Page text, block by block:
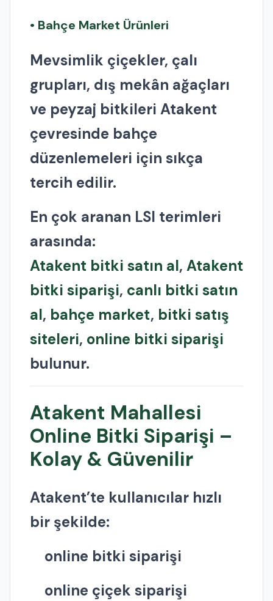
• Bahçe Market Ürünleri
Mevsimlik çiçekler, çalı
grupları, dış mekân ağaçları
ve peyzaj bitkileri Atakent
çevresinde bahçe
düzenlemeleri için sıkça
tercih edilir.
En çok aranan LSI terimleri
arasında:
Atakent bitki satın al, Atakent
bitki siparişi, canlı bitki satın
al, bahçe market, bitki satış
siteleri, online bitki siparişi
bulunur.
Atakent Mahallesi
Online Bitki Siparişi –
Kolay & Güvenilir
Atakent’te kullanıcılar hızlı
bir şekilde:
online bitki siparişi
online çiçek siparişi